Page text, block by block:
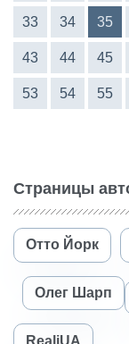
33 34 35
43 44 45
53 54 55
Страницы
Отто Йорк
Олег Шарп
RealiUA